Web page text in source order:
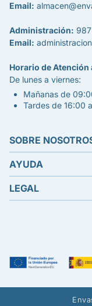
Email:
Administración:
Email:
Horario de Atención
De lunes a viernes:
Mañanas de
Tardes de 16:00
SOBRE
AYUDA
LEGAL